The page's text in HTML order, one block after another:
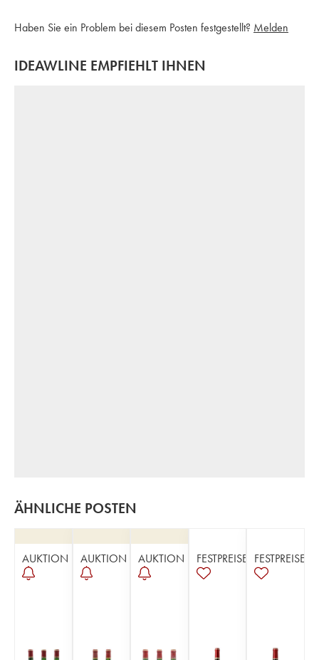
Haben Sie ein Problem bei diesem Posten festgestellt? Melden
IDEAWLINE EMPFIEHLT IHNEN
ÄHNLICHE POSTEN
AUKTION AUKTION AUKTION FESTPREISE FESTPREISE